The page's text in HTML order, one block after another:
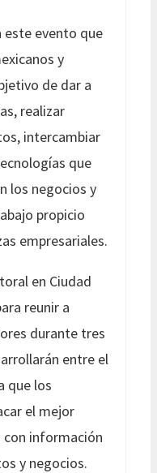
este evento que
y
de dar a
realizar
intercambiar
que
los negocios y
propicio
empresariales.
en Ciudad
reunir a
durante tres
entre el
que los
el mejor
con información
y negocios.